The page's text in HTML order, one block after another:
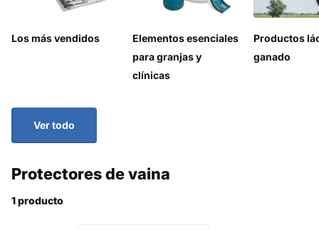
Los más vendidos
Elementos esenciales
para granjas y
clínicas
Productos
ganado
Ver todo
Protectores de vaina
1 producto